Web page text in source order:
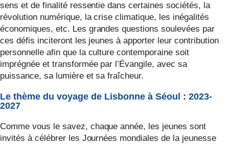
sens et de finalité ressentie dans certaines sociétés, la
révolution numérique, la crise climatique, les inégalités
économiques, etc. Les grandes questions soulevées par
ces défis inciteront les jeunes à apporter leur contribution
personnelle afin que la culture contemporaine soit
imprégnée et transformée par l’Évangile, avec sa
puissance, sa lumière et sa fraîcheur.
Le thème du voyage de Lisbonne à Séoul : 2023-
2027
Comme vous le savez, chaque année, les jeunes sont
invités à célébrer les Journées mondiales de la jeunesse